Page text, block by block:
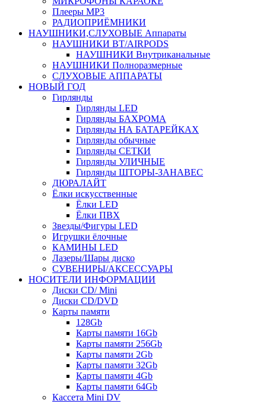
Плееры MP3
РАДИОПРИЁМНИКИ
НАУШНИКИ,СЛУХОВЫЕ Аппараты
НАУШНИКИ BT/AIRPODS
НАУШНИКИ Внутриканальные
НАУШНИКИ Полноразмерные
СЛУХОВЫЕ АППАРАТЫ
НОВЫЙ ГОД
Гирлянды
Гирлянды LED
Гирлянды БАХРОМА
Гирлянды НА БАТАРЕЙКАХ
Гирлянды обычные
Гирлянды СЕТКИ
Гирлянды УЛИЧНЫЕ
Гирлянды ШТОРЫ-ЗАНАВЕС
ДЮРАЛАЙТ
Ёлки искусственные
Ёлки LED
Ёлки ПВХ
Звезды/Фигуры LED
Игрушки ёлочные
КАМИНЫ LED
Лазеры/Шары диско
СУВЕНИРЫ/АКСЕССУАРЫ
НОСИТЕЛИ ИНФОРМАЦИИ
Диски CD/ Mini
Диски CD/DVD
Карты памяти
128Gb
Карты памяти 16Gb
Карты памяти 256Gb
Карты памяти 2Gb
Карты памяти 32Gb
Карты памяти 4Gb
Карты памяти 64Gb
Кассета Mini DV